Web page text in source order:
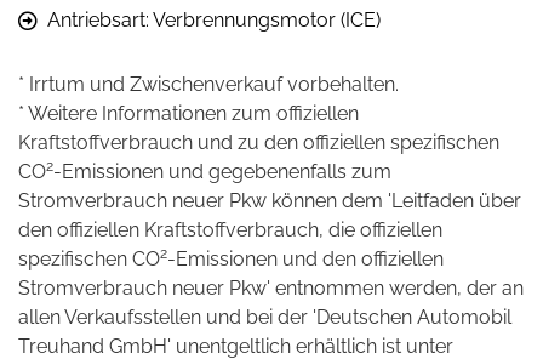
Antriebsart: Verbrennungsmotor (ICE)
* Irrtum und Zwischenverkauf vorbehalten.
* Weitere Informationen zum offiziellen
Kraftstoffverbrauch und zu den offiziellen spezifischen
CO2-Emissionen und gegebenenfalls zum
Stromverbrauch neuer Pkw können dem 'Leitfaden über
den offiziellen Kraftstoffverbrauch, die offiziellen
spezifischen CO2-Emissionen und den offiziellen
Stromverbrauch neuer Pkw' entnommen werden, der an
allen Verkaufsstellen und bei der 'Deutschen Automobil
Treuhand GmbH' unentgeltlich erhältlich ist unter